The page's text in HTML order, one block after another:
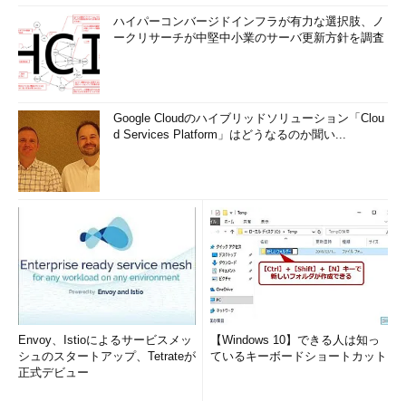
ハイパーコンバージドインフラが有力な選択肢、ノ
ークリサーチが中堅中小業のサーバ更新方針を調査
Google Cloudのハイブリッドソリューション「Clou
d Services Platform」はどうなるのか聞い...
Envoy、Istioによるサービスメッ
シュのスタートアップ、Tetrateが
正式デビュー
【Windows 10】できる人は知っ
ているキーボードショートカット